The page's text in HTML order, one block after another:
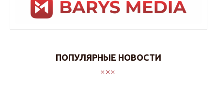
ПОПУЛЯРНЫЕ НОВОСТИ